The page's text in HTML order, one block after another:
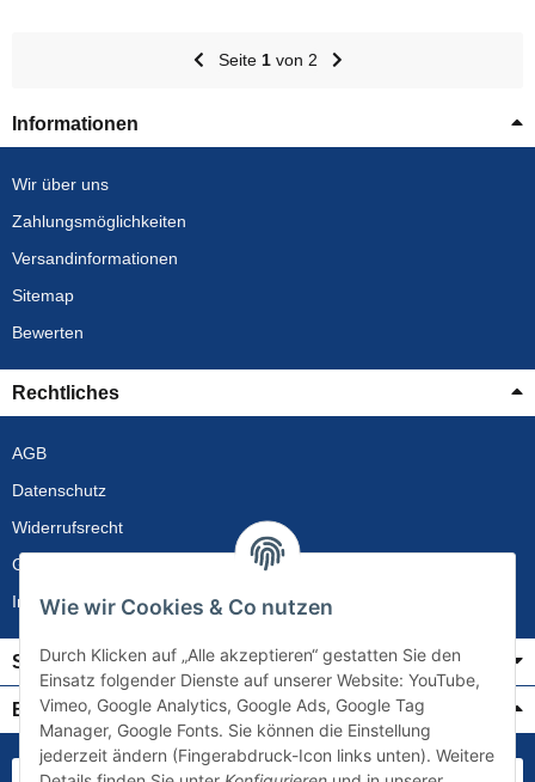
Seite 1von 2
Informationen
Wir über uns
Zahlungsmöglichkeiten
Versandinformationen
Sitemap
Bewerten
Rechtliches
AGB
Datenschutz
Widerrufsrecht
Gewährleistung
Impressum
Service
Bezahlung & Versand
Wie wir Cookies & Co nutzen
Durch Klicken auf „Alle akzeptieren“ gestatten Sie den
Einsatz folgender Dienste auf unserer Website: YouTube,
Vimeo, Google Analytics, Google Ads, Google Tag
Manager, Google Fonts. Sie können die Einstellung
jederzeit ändern (Fingerabdruck-Icon links unten). Weitere